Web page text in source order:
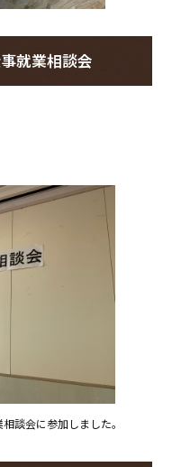
就業相談会
談会に参加しました。